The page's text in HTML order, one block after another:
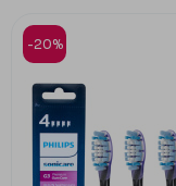
-20%